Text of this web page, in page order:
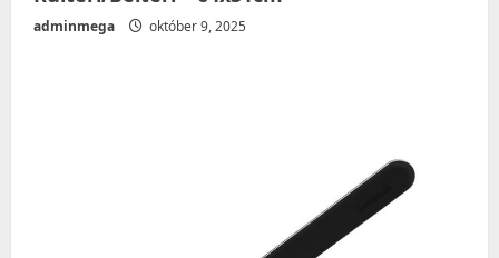
adminmega október 9, 2025